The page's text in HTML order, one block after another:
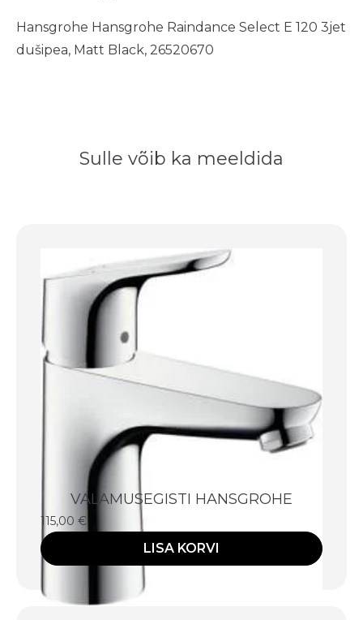
Hansgrohe Hansgrohe Raindance Select E 120 3jet
dušipea, Matt Black, 26520670
Sulle võib ka meeldida
VALAMUSEGISTI HANSGROHE
115,00 €
LISA KORVI